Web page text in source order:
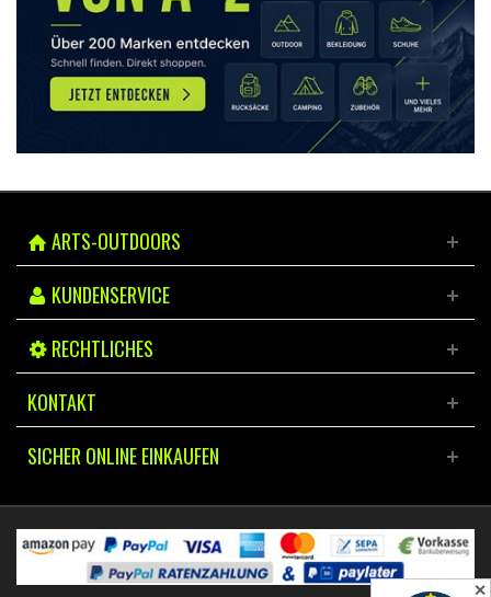
ARTS-OUTDOORS
KUNDENSERVICE
RECHTLICHES
KONTAKT
SICHER ONLINE EINKAUFEN
✕